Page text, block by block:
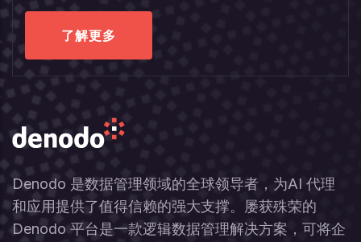
了解更多
Denodo 是数据管理领域的全球领导者，为AI 代理
和应用提供了值得信赖的强大支撑。屡获殊荣的
Denodo 平台是一款逻辑数据管理解决方案，可将企